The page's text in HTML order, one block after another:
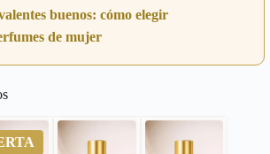
buenos: cómo elegir
de mujer